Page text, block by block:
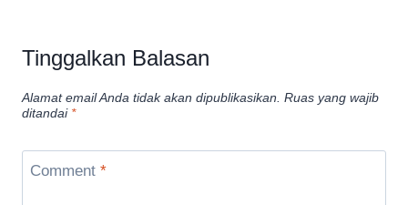
Tinggalkan Balasan
Alamat email Anda tidak akan dipublikasikan. Ruas yang wajib
ditandai *
Comment *